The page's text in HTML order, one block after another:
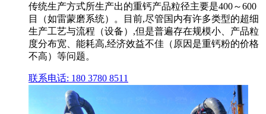
传统生产方式所生产出的重钙产品粒径主要是400～600
目（如雷蒙磨系统）。目前,尽管国内有许多类型的超细
生产工艺与流程（设备）,但是普遍存在规模小、产品粒
度分布宽、能耗高,经济效益不佳（原因是重钙粉的价格
不高）等问题。
联系电话: 180 3780 8511